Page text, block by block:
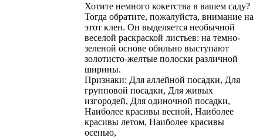
Хотите немного кокетства в вашем саду?
Тогда обратите, пожалуйста, внимание на
этот клен. Он выделяется необычной
веселой раскраской листьев: на темно-
зеленой основе обильно выступают
золотисто-желтые полоски различной
ширины.
Признаки: Для аллейной посадки, Для
групповой посадки, Для живых
изгородей, Для одиночной посадки,
Наиболее красивы весной, Наиболее
красивы летом, Наиболее красивы
осенью,